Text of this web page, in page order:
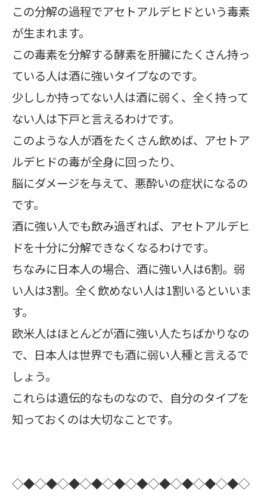
この分解の過程でアセトアルデヒドという毒素
が生まれます。
この毒素を分解する酵素を肝臓にたくさん持っ
ている人は酒に強いタイプなのです。
少ししか持ってない人は酒に弱く、全く持って
ない人は下戸と言えるわけです。
このような人が酒をたくさん飲めば、アセトア
ルデヒドの毒が全身に回ったり、
脳にダメージを与えて、悪酔いの症状になるの
です。
酒に強い人でも飲み過ぎれば、アセトアルデヒ
ドを十分に分解できなくなるわけです。
ちなみに日本人の場合、酒に強い人は6割。弱
い人は3割。全く飲めない人は1割いるといいま
す。
欧米人はほとんどが酒に強い人たちばかりなの
で、日本人は世界でも酒に弱い人種と言えるで
しょう。
これらは遺伝的なものなので、自分のタイプを
知っておくのは大切なことです。
◇◆◇◆◇◆◇◆◇◆◇◆◇◆◇◆◇◆◇◆◇